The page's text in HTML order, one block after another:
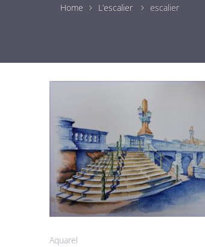
Home L’escalier escalier
Aquarel